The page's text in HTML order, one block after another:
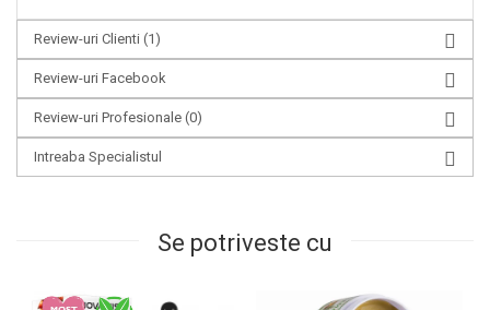
Review-uri Clienti (1)
Review-uri Facebook
Review-uri Profesionale (0)
Intreaba Specialistul
Se potriveste cu